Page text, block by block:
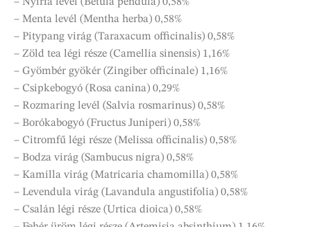
– Menta levél (Mentha herba) 0,58%
– Pitypang virág (Taraxacum officinalis) 0,58%
– Zöld tea légi része (Camellia sinensis) 1,16%
– Gyömbér gyökér (Zingiber officinale) 1,16%
– Csipkebogyó (Rosa canina) 0,29%
– Rozmaring levél (Salvia rosmarinus) 0,58%
– Borókabogyó (Fructus Juniperi) 0,58%
– Citromfű légi része (Melissa officinalis) 0,58%
– Bodza virág (Sambucus nigra) 0,58%
– Kamilla virág (Matricaria chamomilla) 0,58%
– Levendula virág (Lavandula angustifolia) 0,58%
– Csalán légi része (Urtica dioica) 0,58%